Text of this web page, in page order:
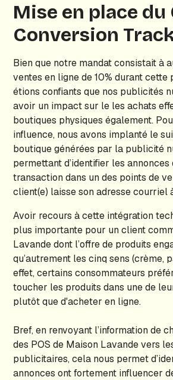
Mise en place
Conversion
Bien que notre mandat consistait à
ventes en ligne de 10% durant cette
étions confiants que nos publicités
avoir un impact sur le les achats
boutiques physiques également.
influence, nous avons implanté le
boutique générées par la publicité
permettant d’identifier les
transaction dans un des points de
client(e) laisse son adresse courriel
Avoir recours à cette intégration
plus importante pour un client
Lavande dont l’offre de produits
qu’autrement les cinq sens (crème,
effet, certains consommateurs
toucher les produits dans une de
plutôt que d'acheter en ligne.
Bref, en renvoyant l’information de
des POS de Maison Lavande vers
publicitaires, cela nous permet
annonces ont fortement influencer